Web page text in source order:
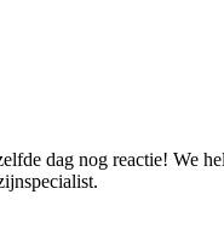
dag nog reactie! We